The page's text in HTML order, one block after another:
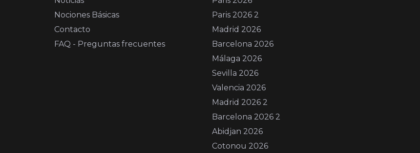
Nociones Básicas
Contacto
FAQ - Preguntas frecuentes
Paris 2026 2
Madrid 2026
Barcelona 2026
Málaga 2026
Sevilla 2026
Valencia 2026
Madrid 2026 2
Barcelona 2026 2
Abidjan 2026
Cotonou 2026